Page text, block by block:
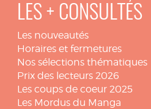
LES + CONSULTÉS
Les nouveautés
Horaires et fermetures
Nos sélections thématiques
Prix des lecteurs 2026
Les coups de coeur 2025
Les Mordus du Manga